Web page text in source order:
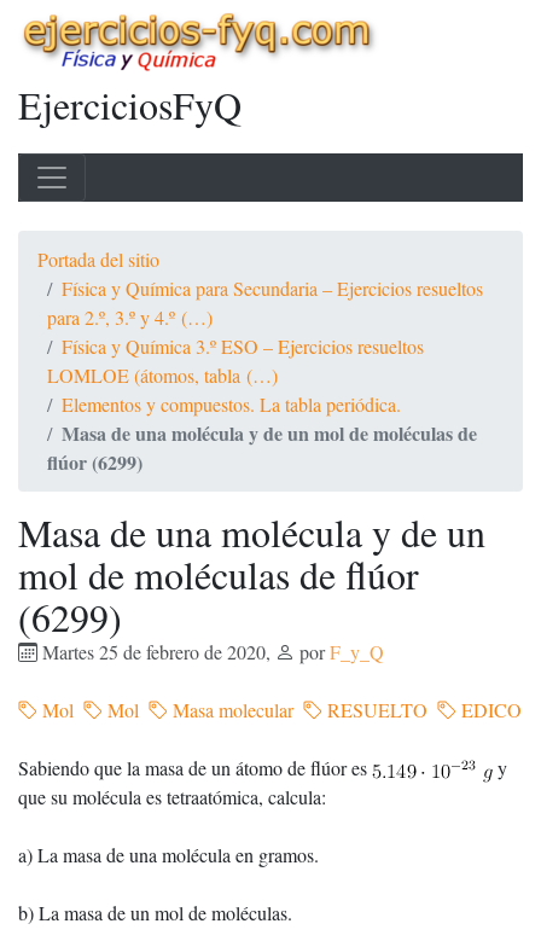
EjerciciosFyQ
Portada del sitio
Física y Química para Secundaria – Ejercicios resueltos
para 2.º, 3.º y 4.º (…)
Física y Química 3.º ESO – Ejercicios resueltos
LOMLOE (átomos, tabla (…)
Elementos y compuestos. La tabla periódica.
Masa de una molécula y de un mol de moléculas de
flúor (6299)
Masa de una molécula y de un
mol de moléculas de flúor
(6299)
Martes 25 de febrero de 2020, porF_y_Q
Mol Mol Masa molecular RESUELTO EDICO
Sabiendo que la masa de un átomo de flúor es
y
que su molécula es tetraatómica, calcula:
a) La masa de una molécula en gramos.
b) La masa de un mol de moléculas.